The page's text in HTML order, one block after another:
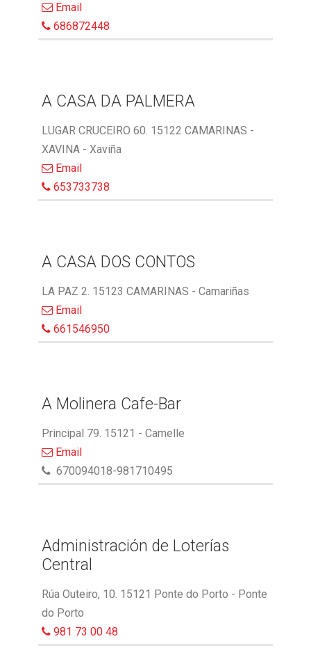
Email
686872448
A CASA DA PALMERA
LUGAR CRUCEIRO 60. 15122 CAMARINAS -
XAVINA - Xaviña
Email
653733738
A CASA DOS CONTOS
LA PAZ 2. 15123 CAMARINAS - Camariñas
Email
661546950
A Molinera Cafe-Bar
Principal 79. 15121 - Camelle
Email
670094018-981710495
Administración de Loterías
Central
Rúa Outeiro, 10. 15121 Ponte do Porto - Ponte
do Porto
981 73 00 48